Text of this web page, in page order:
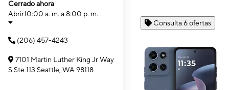
Cerrado ahora
Abrir10:00 a. m. a 8:00 p. m.
(206) 457-4243
7101 Martin Luther King Jr Way
S Ste 113 Seattle, WA 98118
Consulta 6 ofertas